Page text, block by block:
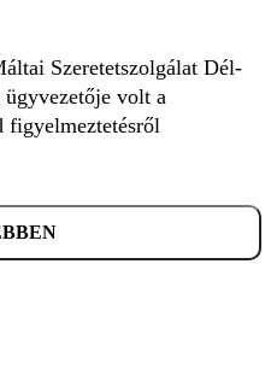
Szeretetszolgálat Dél-
volt a
figyelmeztetésről